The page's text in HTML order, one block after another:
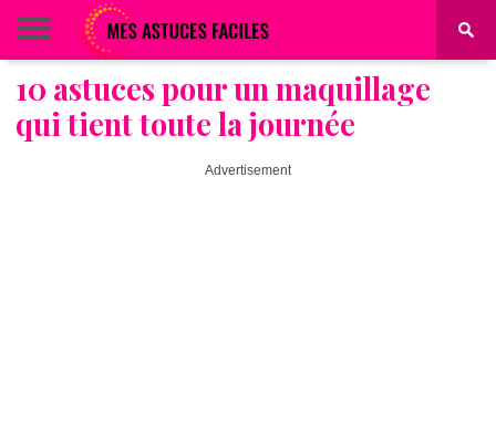
BEAUTÉ
COIFFURE
ALIMENTATION
MAQUILLAGE
MAISON
10 astuces pour un maquillage
qui tient toute la journée
Advertisement